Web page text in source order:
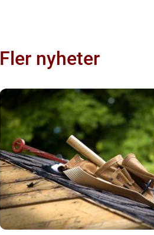
Fler nyheter